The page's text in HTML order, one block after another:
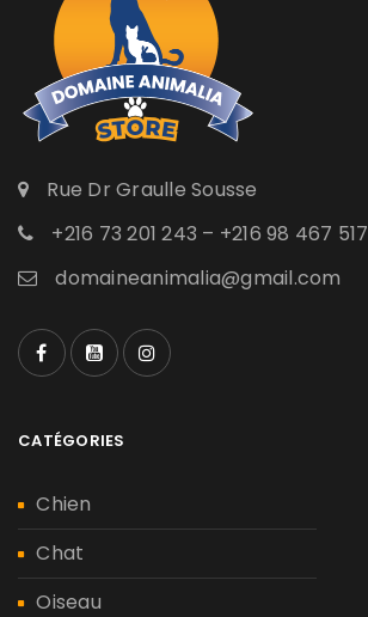
Rue Dr Graulle Sousse
+216 73 201 243 – +216 98 467 517
domaineanimalia@gmail.com
CATÉGORIES
Chien
Chat
Oiseau